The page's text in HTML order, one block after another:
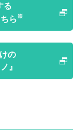
る
ら※
の
』